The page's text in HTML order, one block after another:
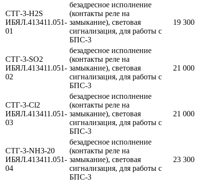
СТГ-3-H2S
ИБЯЛ.413411.051-
01
безадресное исполнение
(контакты реле на
замыкание), световая
сигнализация, для работы с
БПС-3
19 300
СТГ-3-SO2
ИБЯЛ.413411.051-
02
безадресное исполнение
(контакты реле на
замыкание), световая
сигнализация, для работы с
БПС-3
21 000
СТГ-3-Cl2
ИБЯЛ.413411.051-
03
безадресное исполнение
(контакты реле на
замыкание), световая
сигнализация, для работы с
БПС-3
21 000
СТГ-3-NH3-20
ИБЯЛ.413411.051-
04
безадресное исполнение
(контакты реле на
замыкание), световая
сигнализация, для работы с
БПС-3
23 300